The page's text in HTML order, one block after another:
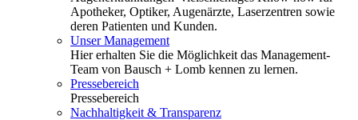
Apotheker, Optiker, Augenärzte, Laserzentren sowie
deren Patienten und Kunden.
Unser Management
Hier erhalten Sie die Möglichkeit das Management-
Team von Bausch + Lomb kennen zu lernen.
Pressebereich
Pressebereich
Nachhaltigkeit & Transparenz